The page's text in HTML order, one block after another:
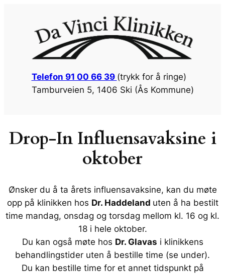
Telefon 91 00 66 39 (trykk for å ringe)
Tamburveien 5, 1406 Ski (Ås Kommune)
Drop-In Influensavaksine i
oktober
Ønsker du å ta årets influensavaksine, kan du møte
opp på klinikken hos Dr. Haddeland uten å ha bestilt
time mandag, onsdag og torsdag mellom kl. 16 og kl.
18 i hele oktober.
Du kan også møte hos Dr. Glavas i klinikkens
behandlingstider uten å bestille time (se under).
Du kan bestille time for et annet tidspunkt på